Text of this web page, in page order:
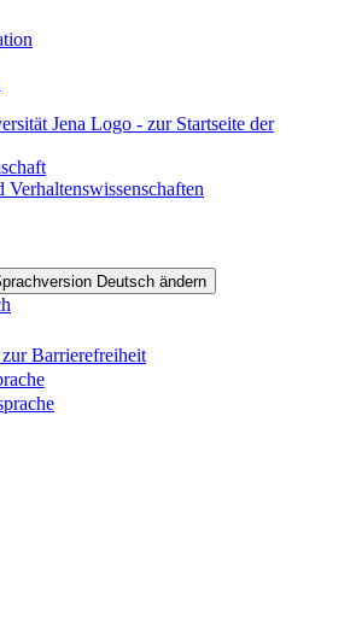
Jena Logo - zur Startseite der
Deutsch ändern
Barrierefreiheit